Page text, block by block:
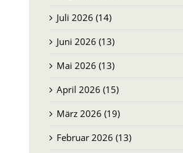
Juli 2026 (14)
Juni 2026 (13)
Mai 2026 (13)
April 2026 (15)
März 2026 (19)
Februar 2026 (13)